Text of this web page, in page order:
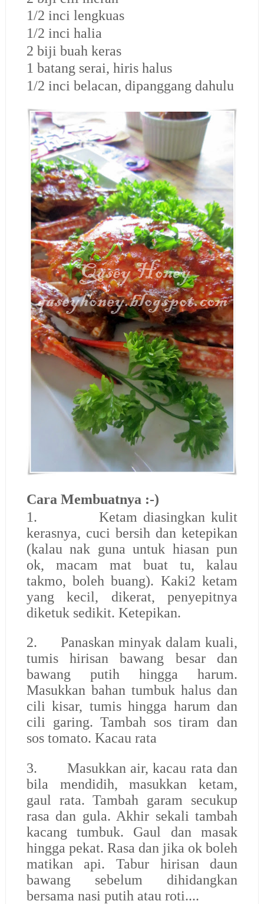
1/2 inci lengkuas
1/2 inci halia
2 biji buah keras
1 batang serai, hiris halus
1/2 inci belacan, dipanggang dahulu
Cara Membuatnya :-)
1.
Ketam diasingkan kulit
kerasnya, cuci bersih dan ketepikan
(kalau nak guna untuk hiasan pun
ok, macam mat buat tu, kalau
takmo, boleh buang). Kaki2 ketam
yang kecil, dikerat, penyepitnya
diketuk sedikit. Ketepikan.
2.
Panaskan minyak dalam kuali,
tumis hirisan bawang besar dan
bawang putih hingga harum.
Masukkan bahan tumbuk halus dan
cili kisar, tumis hingga harum dan
cili garing. Tambah sos tiram dan
sos tomato. Kacau rata
3.
Masukkan air, kacau rata dan
bila mendidih, masukkan ketam,
gaul rata. Tambah garam secukup
rasa dan gula. Akhir sekali tambah
kacang tumbuk. Gaul dan masak
hingga pekat. Rasa dan jika ok boleh
matikan api. Tabur hirisan daun
bawang sebelum dihidangkan
bersama nasi putih atau roti....